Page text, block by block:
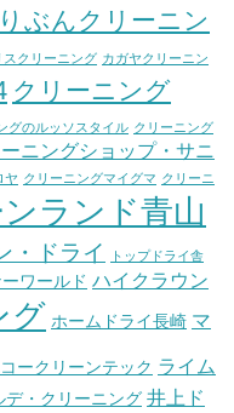
ぶんクリーニン
スクリーニング カガヤクリーニン
クリーニング
グのルッソスタイル クリーニング
ニングショップ・サニ
ヤ クリーニングマイグマ クリーニ
ランド青山
・ドライ トップドライ舎
ワールド ハイクラウン
グ ホームドライ長崎 マ
ークリーンテック ライム
デ・クリーニング 井上ド